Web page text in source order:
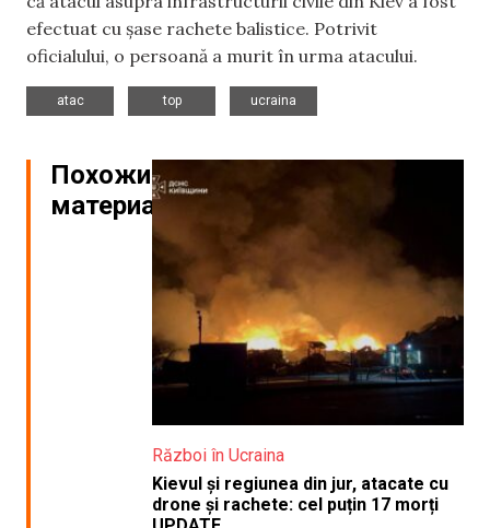
efectuat cu șase rachete balistice. Potrivit
oficialului, o persoană a murit în urma atacului.
atac
top
ucraina
Похожие
материалы
Război în Ucraina
Kievul și regiunea din jur, atacate cu
drone și rachete: cel puțin 17 morți